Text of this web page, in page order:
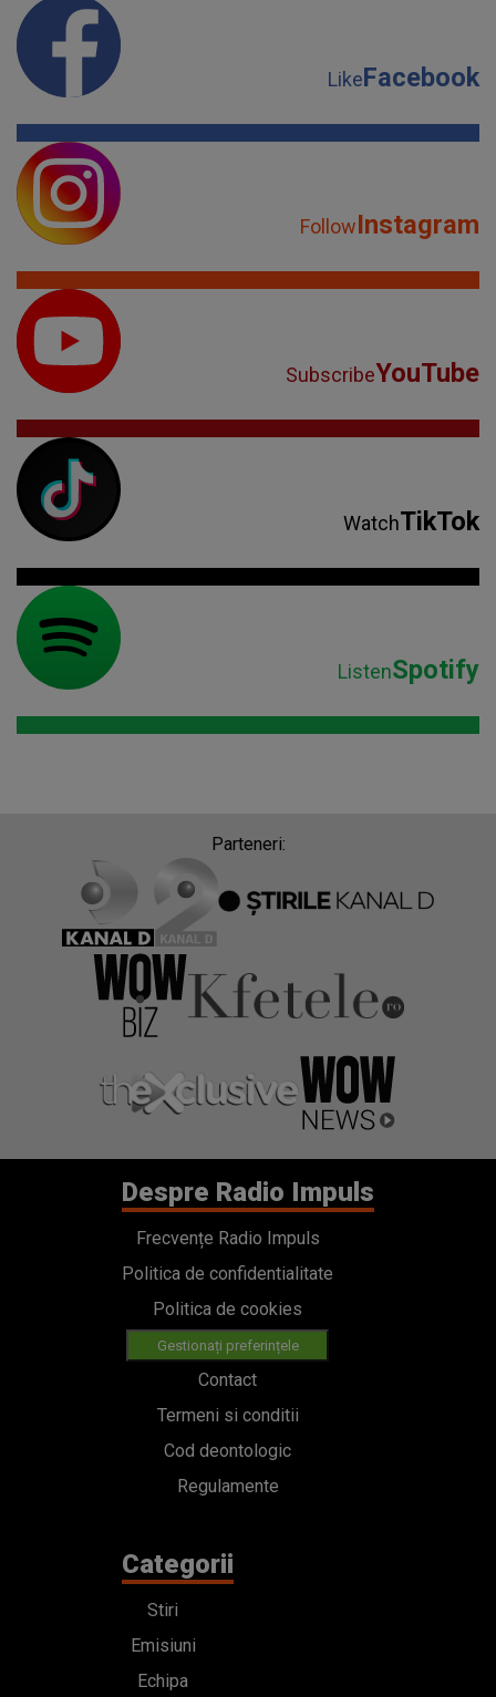
LikeFacebook
FollowInstagram
SubscribeYouTube
WatchTikTok
ListenSpotify
Parteneri:
Despre Radio Impuls
Frecvențe Radio Impuls
Politica de confidentialitate
Politica de cookies
Gestionați preferințele
Contact
Termeni si conditii
Cod deontologic
Regulamente
Categorii
Stiri
Emisiuni
Echipa